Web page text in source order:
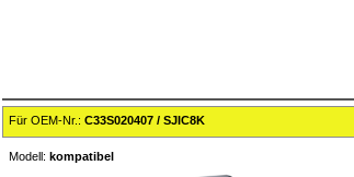
Für OEM-Nr.: C33S020407 / SJIC8K
Modell: kompatibel